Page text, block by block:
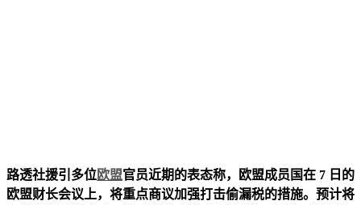
路透社援引多位欧盟官员近期的表态称，欧盟成员国在 7 日的
欧盟财长会议上，将重点商议加强打击偷漏税的措施。预计将